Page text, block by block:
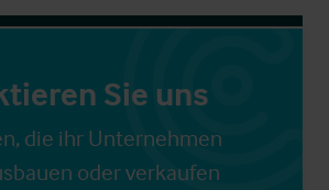
Sie uns
die ihr Unternehmen
oder verkaufen